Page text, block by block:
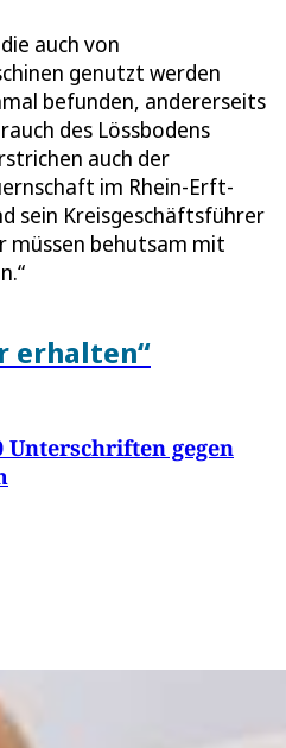
auch von
genutzt werden
befunden, andererseits
des Lössbodens
auch der
im Rhein-Erft-
sein Kreisgeschäftsführer
müssen behutsam mit
erhalten“
gegen